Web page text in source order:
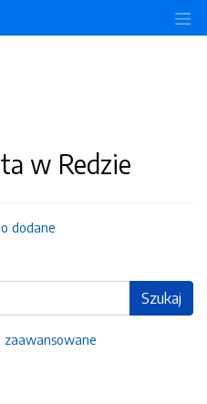
w Redzie
dodane
Szukaj